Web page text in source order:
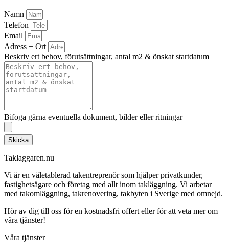
Namn
Telefon
Email
Adress + Ort
Beskriv ert behov, förutsättningar, antal m2 & önskat startdatum
Bifoga gärna eventuella dokument, bilder eller ritningar
Skicka
Taklaggaren.nu
Vi är en väletablerad takentreprenör som hjälper privatkunder,
fastighetsägare och företag med allt inom takläggning. Vi arbetar
med takomläggning, takrenovering, takbyten i Sverige med omnejd.
Hör av dig till oss för en kostnadsfri offert eller för att veta mer om
våra tjänster!
Våra tjänster